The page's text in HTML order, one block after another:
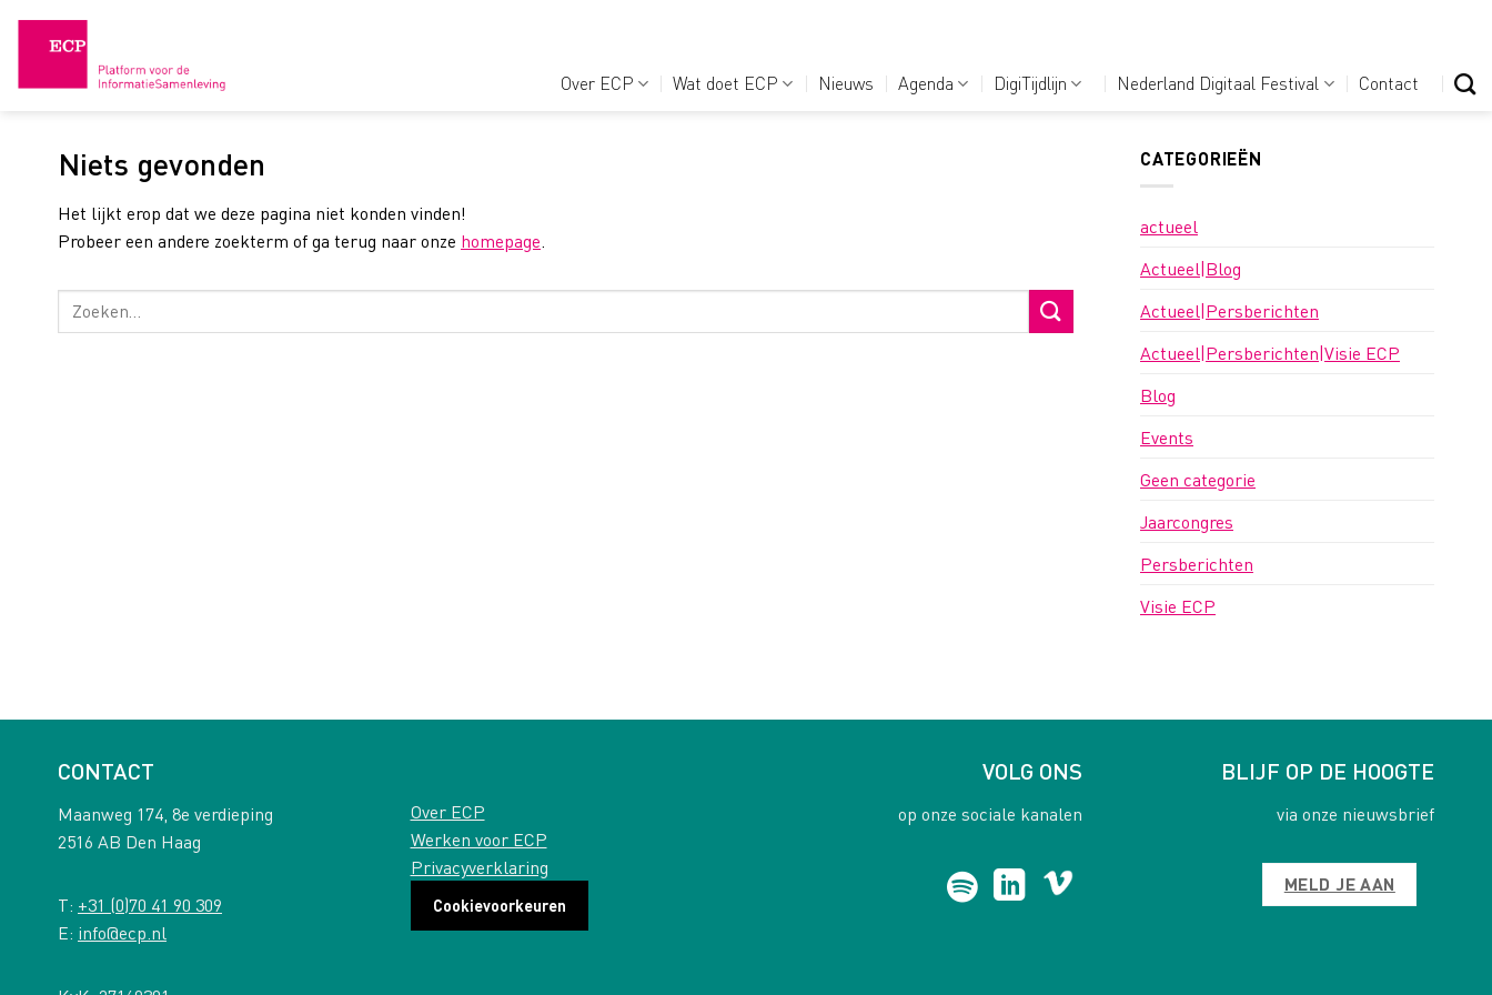
Over ECP Wat doet ECP Nieuws Agenda DigiTijdlijn Nederland Digitaal Festival Contact
Niets gevonden
Het lijkt erop dat we deze pagina niet konden vinden!
Probeer een andere zoekterm of ga terug naar onze homepage
CATEGORIEËN
actueel
Actueel|Blog
Actueel|Persberichten
Actueel|Persberichten|Visie ECP
Blog
Events
Geen categorie
Jaarcongres
Persberichten
Visie ECP
CONTACT
Maanweg 174, 8e verdieping
2516 AB Den Haag
T: +31 (0)70 41 90 309
E: info@ecp.nl
Over ECP
Werken voor ECP
Privacyverklaring
Cookievoorkeuren
VOLG ONS
op onze sociale kanalen
BLIJF OP DE HOOGTE
via onze nieuwsbrief
MELD JE AAN